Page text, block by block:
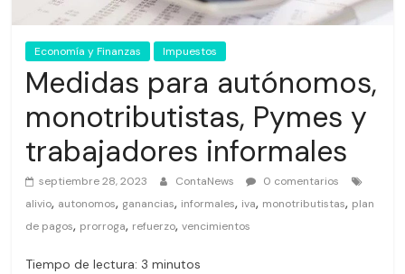
Economía y Finanzas Impuestos
Medidas para autónomos,
monotributistas, Pymes y
trabajadores informales
septiembre 28, 2023 ContaNews
0 comentarios
alivio, autonomos, ganancias, informales, iva, monotributistas, plan
de pagos, prorroga, refuerzo,vencimientos
Tiempo de lectura: 3 minutos